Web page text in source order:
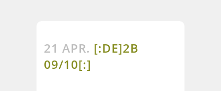
21 APR. [:DE]2B
09/10[:]